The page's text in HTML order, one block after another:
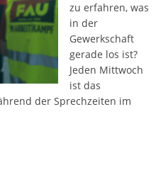
zu erfahren, was
in der
Gewerkschaft
gerade los ist?
Jeden Mittwoch
ist das
der Sprechzeiten im